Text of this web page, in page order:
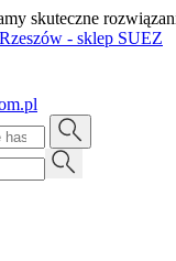
skuteczne